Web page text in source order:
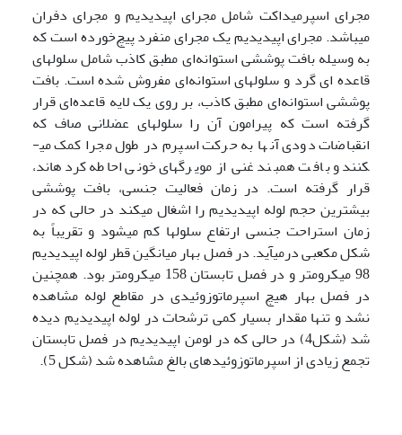
مجرای اسپرمیداکت شامل مجرای اپیدیدیم و مجرای دفران
می­باشد. مجرای اپیدیدیم یک مجرای منفرد پیچ‌خورده است که
به وسیله بافت پوششی استوانه‌ای مطبق کاذب شامل سلول­های
قاعده ای گرد و سلول­های استوانه‌ای مفروش شده است. بافت
پوششی استوانه‌ای مطبق کاذب، بر روی یک لایه قاعده‌ای قرار
گرفته است که پیرامون آن را سلول­های عضلانی صاف که
انقباضات دودی آن­ها به حرکت اسپرم در طول مجرا کمک می­
کنند و بافت همبند غنی از مویرگ­های خونی احاطه کرده­اند،
قرار گرفته است. در زمان فعالیت جنسی، بافت پوششی
بیشترین حجم لوله اپیدیدیم را اشغال می­کند در حالی که در
زمان استراحت جنسی ارتفاع سلول­ها کم می­شود و تقریباً به
شکل مکعبی درمی­آید. در فصل بهار میانگین قطر لوله اپیدیدیم
98 میکرومتر و در فصل تابستان 158 میکرومتر بود. همچنین
در فصل بهار هیچ اسپرماتوزوئیدی در مقاطع لوله مشاهده
نشد و تنها مقدار بسیار کمی ترشحات در لوله اپیدیدیم دیده
شد (شکل4) در حالی که در لومن اپیدیدیم در فصل تابستان
تجمع زیادی از اسپرماتوزوئیدهای بالغ مشاهده شد (شکل 5).